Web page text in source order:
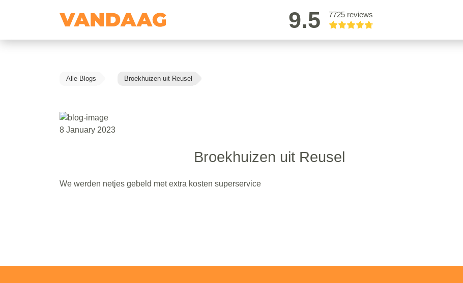
9.5 7725 reviews
Alle Blogs Broekhuizen uit Reusel
8 January 2023
Broekhuizen uit Reusel
We werden netjes gebeld met extra kosten superservice